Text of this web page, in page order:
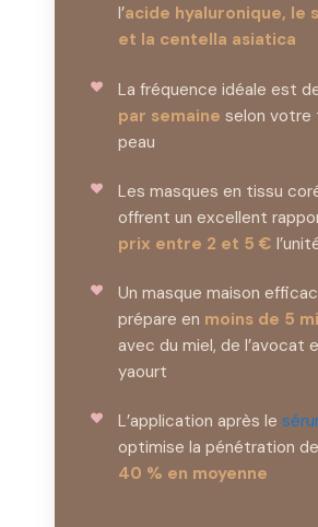
l’acide hyaluronique, le
et la centella asiatica
La fréquence idéale est
par semaine selon votre
peau
Les masques en tissu
offrent un excellent
prix entre 2 et 5 €
Un masque maison
prépare en moins de 5
avec du miel, de l’avocat
yaourt
L’application après le
optimise la pénétration
40 % en moyenne